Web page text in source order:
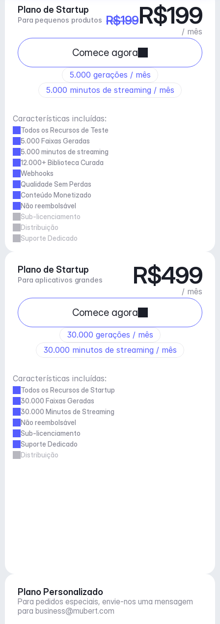
Plano de Startup
Para pequenos produtos R$199R$199
/ mês
Comece agora
5.000 gerações / mês
5.000 minutos de streaming / mês
Características incluídas:
Todos os Recursos de Teste
5.000 Faixas Geradas
5.000 minutos de streaming
12.000+ Biblioteca Curada
Webhooks
Qualidade Sem Perdas
Conteúdo Monetizado
Não reembolsável
Sub-licenciamento
Distribuição
Suporte Dedicado
Plano de Startup
Para aplicativos grandes R$499
/ mês
Comece agora
30.000 gerações / mês
30.000 minutos de streaming / mês
Características incluídas:
Todos os Recursos de Startup
30.000 Faixas Geradas
30.000 Minutos de Streaming
Não reembolsável
Sub-licenciamento
Suporte Dedicado
Distribuição
Plano Personalizado
Para pedidos especiais, envie-nos uma mensagem
para business@mubert.com